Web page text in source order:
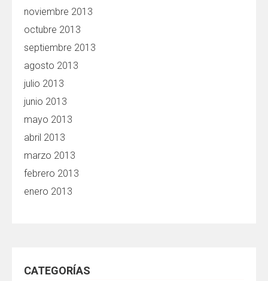
noviembre 2013
octubre 2013
septiembre 2013
agosto 2013
julio 2013
junio 2013
mayo 2013
abril 2013
marzo 2013
febrero 2013
enero 2013
CATEGORÍAS